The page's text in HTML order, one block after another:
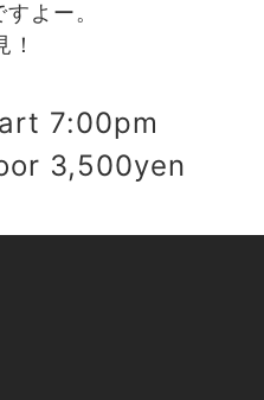
よー。
7:00pm
3,500yen